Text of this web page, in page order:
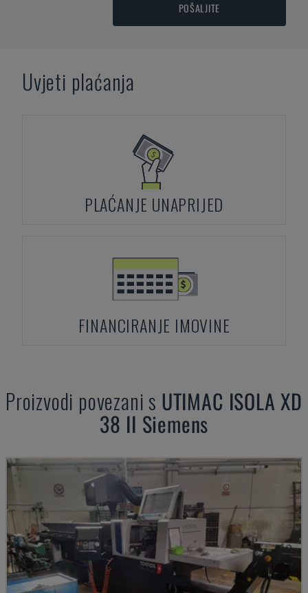
POŠALJITE
Uvjeti plaćanja
PLAĆANJE UNAPRIJED
FINANCIRANJE IMOVINE
Proizvodi povezani s UTIMAC ISOLA XD
38 II Siemens